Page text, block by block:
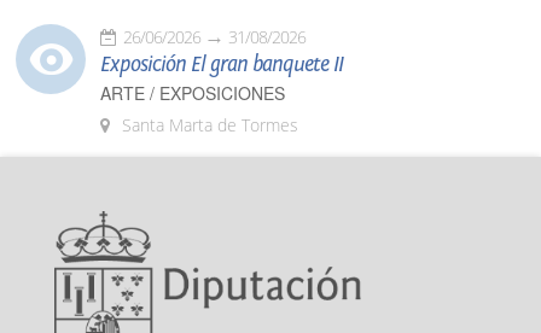
26/06/2026 31/08/2026
Exposición El gran banquete II
ARTE / EXPOSICIONES
Santa Marta de Tormes